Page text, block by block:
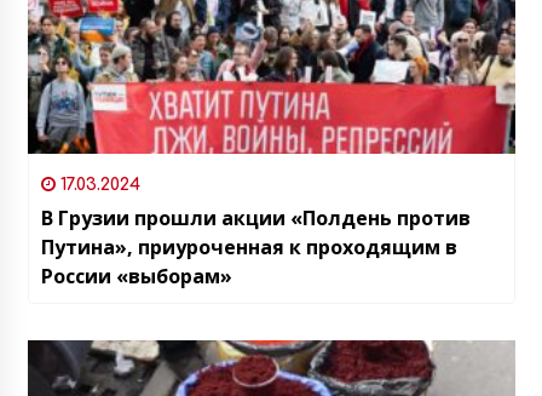
17.03.2024
В Грузии прошли акции «Полдень против
Путина», приуроченная к проходящим в
России «выборам»